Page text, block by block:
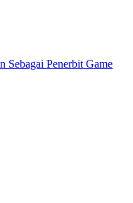
Sebagai Penerbit Game